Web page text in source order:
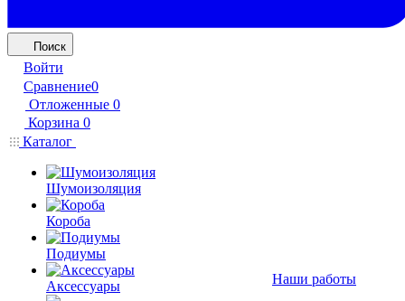
Поиск
Войти
Сравнение0
Отложенные 0
Корзина 0
Каталог
Шумоизоляция
Короба
Подиумы
Аксессуары
Наши работы